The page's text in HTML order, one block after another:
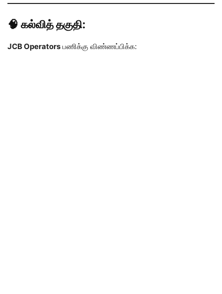
🧠 கல்வித் தகுதி:
JCB Operators பணிக்கு விண்ணப்பிக்க: